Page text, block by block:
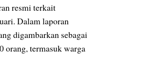
resmi terkait
Dalam laporan
digambarkan sebagai
orang, termasuk warga